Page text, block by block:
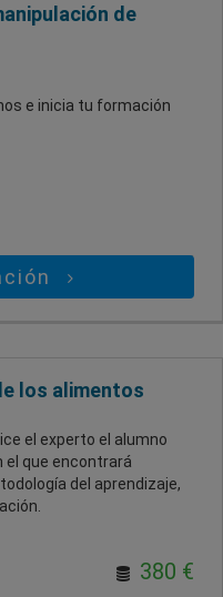
de
e inicia tu formación
los alimentos
el experto el alumno
el que encontrará
del aprendizaje,
380 €